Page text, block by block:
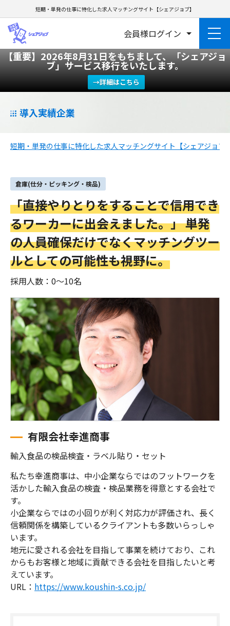
【重要】2026年8月31日をもちまして、「シェアジョ
ブ」サービス移行をいたします。
→詳細はこちら
短期・単発の仕事に特化した求人マッチングサイト【シェアジョブ】
会員様ログイン
導入実績企業
短期・単発の仕事に特化した求人マッチングサイト【シェアジョブ
倉庫(仕分・ピッキング・検品)
「直接やりとりをすることで信用でき
るワーカーに出会えました。」 単発
の人員確保だけでなくマッチングツー
ルとしての可能性も視野に。
採用人数：0〜10名
有限会社幸進商事
輸入食品の検品検査・ラベル貼り・セット
私たち幸進商事は、中小企業ならではのフットワークを
活かした輸入食品の検査・検品業務を得意とする会社で
す。
小企業ならではの小回りが利く対応力が評価され、長く
信頼関係を構築しているクライアントも多数いらっしゃ
います。
地元に愛される会社を目指して事業を続けており、これ
からもお客様と地域に貢献できる会社を目指したいと考
えています。
URL： https://www.koushin-s.co.jp/